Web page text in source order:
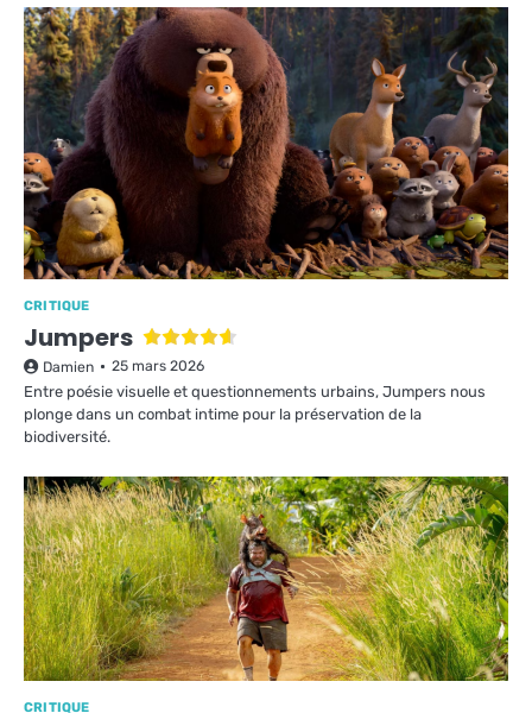
CRITIQUE
Jumpers
Damien 25 mars 2026
Entre poésie visuelle et questionnements urbains, Jumpers nous
plonge dans un combat intime pour la préservation de la
biodiversité.
CRITIQUE